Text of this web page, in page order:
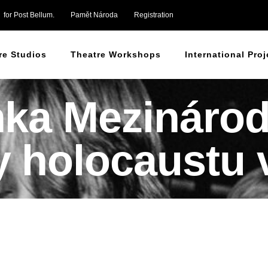
for Post Bellum. Pamět Národa Registration
Studios Theatre Workshops International
holocaustu